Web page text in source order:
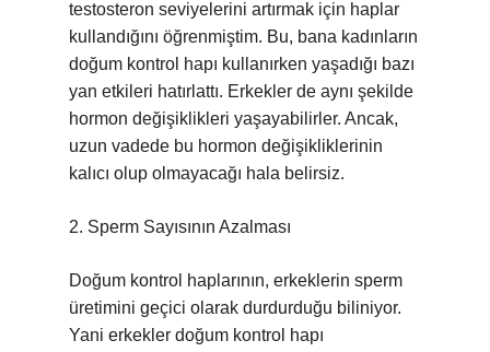
testosteron seviyelerini artırmak için haplar
kullandığını öğrenmiştim. Bu, bana kadınların
doğum kontrol hapı kullanırken yaşadığı bazı
yan etkileri hatırlattı. Erkekler de aynı şekilde
hormon değişiklikleri yaşayabilirler. Ancak,
uzun vadede bu hormon değişikliklerinin
kalıcı olup olmayacağı hala belirsiz.
2. Sperm Sayısının Azalması
Doğum kontrol haplarının, erkeklerin sperm
üretimini geçici olarak durdurduğu biliniyor.
Yani erkekler doğum kontrol hapı